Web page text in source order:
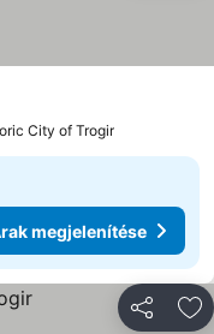
City of Trogir
megjelenítése